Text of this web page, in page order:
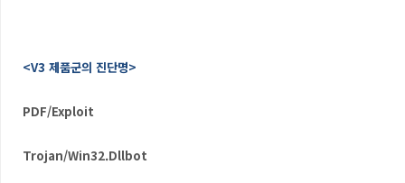
<V3 제품군의 진단명>
PDF/Exploit
Trojan/Win32.Dllbot